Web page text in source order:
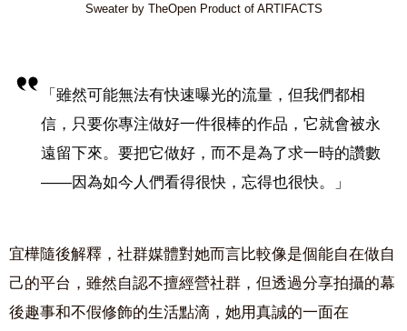
Sweater by TheOpen Product of ARTIFACTS
「雖然可能無法有快速曝光的流量，但我們都相
信，只要你專注做好一件很棒的作品，它就會被永
遠留下來。要把它做好，而不是為了求一時的讚數
——因為如今人們看得很快，忘得也很快。」
宜樺隨後解釋，社群媒體對她而言比較像是個能自在做自
己的平台，雖然自認不擅經營社群，但透過分享拍攝的幕
後趣事和不假修飾的生活點滴，她用真誠的一面在